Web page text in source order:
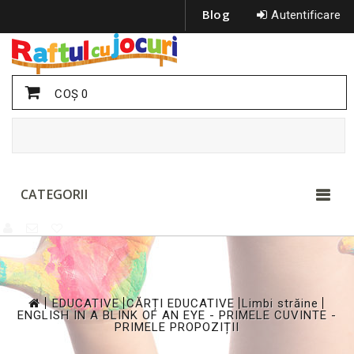
Autentificare
Blog
COŞ0
CATEGORII
>
EDUCATIVE
>
CĂRȚI EDUCATIVE Limbi străine
ENGLISH IN A BLINK OF AN EYE - PRIMELE CUVINTE -
PRIMELE PROPOZIȚII